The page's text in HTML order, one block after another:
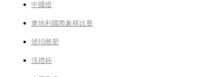
中國燈
奧地利國際象棋比賽
琥珀雕塑
洗禮杯